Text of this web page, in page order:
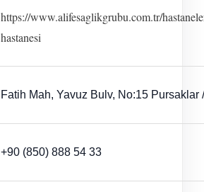
https://www.alifesaglikgrubu.com.tr/
hastanesi
Fatih Mah, Yavuz Bulv, No:15 Pursaklar
+90 (850) 888 54 33